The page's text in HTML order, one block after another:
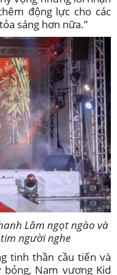
động lực cho các
sáng hơn nữa.”
Lâm ngọt ngào và
người nghe
tinh thần cầu tiến và
Nam vương Kid